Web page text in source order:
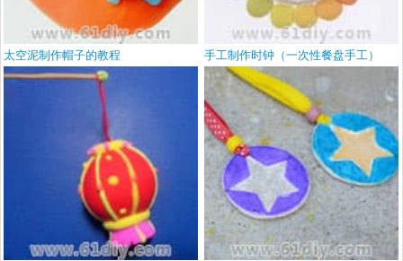
太空泥制作帽子的教程 手工制作时钟（一次性餐盘手工）